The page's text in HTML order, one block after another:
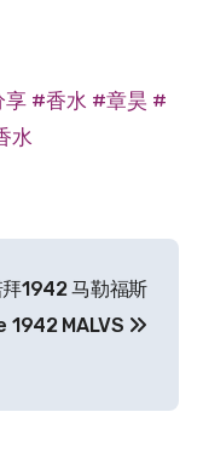
享 #香水 #章昊 #
水
1942 马勒福斯
1942 MALVS